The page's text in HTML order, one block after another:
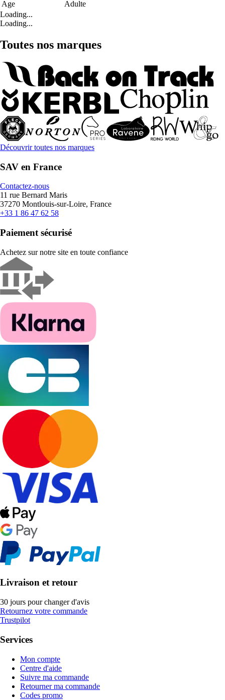
Age
Adulte
Loading...
Loading...
Toutes nos marques
Découvrir toutes nos marques
SAV en France
Contactez-nous
11 rue Bernard Maris
37270 Montlouis-sur-Loire, France
+33 1 86 47 62 58
Paiement sécurisé
Achetez sur notre site en toute confiance
Livraison et retour
30 jours pour changer d'avis
Retournez votre commande
Trustpilot
Services
Mon compte
Centre d'aide
Suivre ma commande
Retourner ma commande
Codes promo